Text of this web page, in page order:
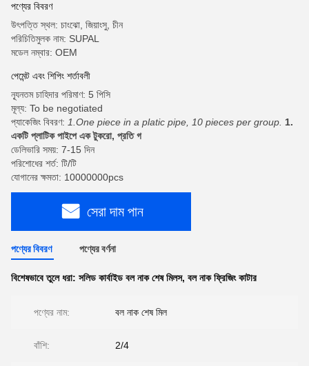
পণ্যের বিবরণ
উৎপত্তি স্থল: চাংঝো, জিয়াংসু, চীন
পরিচিতিমুলক নাম: SUPAL
মডেল নম্বার: OEM
পেমেন্ট এবং শিপিং শর্তাবলী
ন্যূনতম চাহিদার পরিমাণ: 5 পিসি
মূল্য: To be negotiated
প্যাকেজিং বিবরণ: 1.One piece in a platic pipe, 10 pieces per group. 1.
একটি প্লাটিক পাইপে এক টুকরো, প্রতি গ
ডেলিভারি সময়: 7-15 দিন
পরিশোধের শর্ত: টি/টি
যোগানের ক্ষমতা: 10000000pcs
সেরা দাম পান
পণ্যের বিবরণ পণ্যের বর্ণনা
বিশেষভাবে তুলে ধরা: সলিড কার্বাইড বল নাক শেষ মিলস, বল নাক ফ্রিজিং কাটার
পণ্যের নাম: বল নাক শেষ মিল
বাঁশি: 2/4